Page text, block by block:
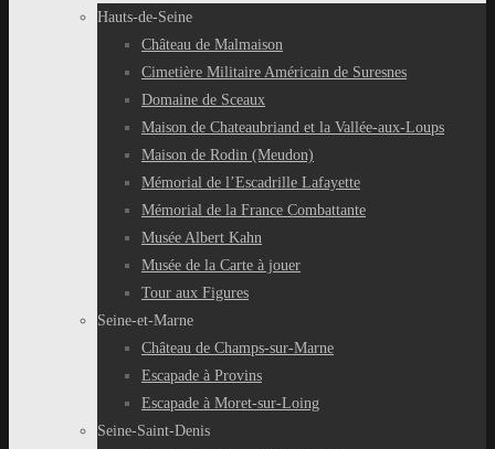
Hauts-de-Seine
Château de Malmaison
Cimetière Militaire Américain de Suresnes
Domaine de Sceaux
Maison de Chateaubriand et la Vallée-aux-Loups
Maison de Rodin (Meudon)
Mémorial de l’Escadrille Lafayette
Mémorial de la France Combattante
Musée Albert Kahn
Musée de la Carte à jouer
Tour aux Figures
Seine-et-Marne
Château de Champs-sur-Marne
Escapade à Provins
Escapade à Moret-sur-Loing
Seine-Saint-Denis